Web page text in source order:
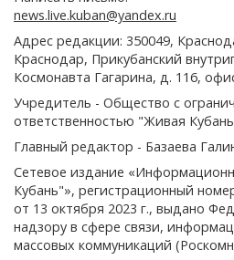
news.live.kuban@yandex.ru
Адрес редакции: 350049,
Краснодар, Прикубанский
Космонавта Гагарина, д. 116,
Учредитель - Общество с
ответственностью "Живая
Главный редактор - Базаева
Сетевое издание
Кубань"», регистрационный
от 13 октября 2023 г., выдано
надзору в сфере связи,
массовых коммуникаций